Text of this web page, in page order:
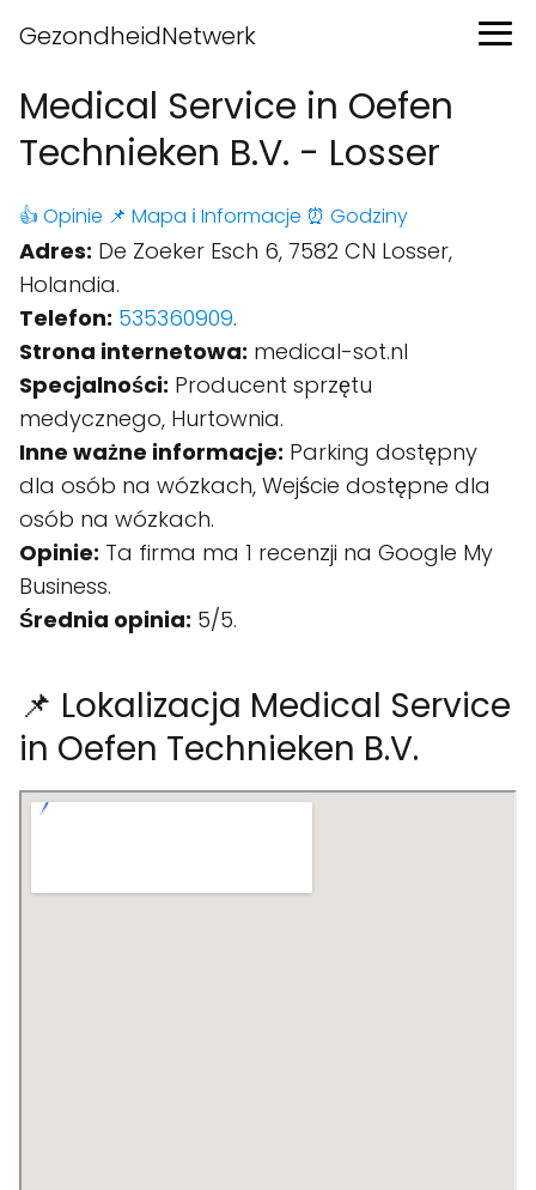
GezondheidNetwerk
Medical Service in Oefen
Technieken B.V. - Losser
👍 Opinie 📌 Mapa ℹ️ Informacje ⏰ Godziny
Adres: De Zoeker Esch 6, 7582 CN Losser,
Holandia.
Telefon: 535360909.
Strona internetowa: medical-sot.nl
Specjalności: Producent sprzętu
medycznego, Hurtownia.
Inne ważne informacje: Parking dostępny
dla osób na wózkach, Wejście dostępne dla
osób na wózkach.
Opinie: Ta firma ma 1 recenzji na Google My
Business.
Średnia opinia: 5/5.
📌 Lokalizacja Medical Service
in Oefen Technieken B.V.